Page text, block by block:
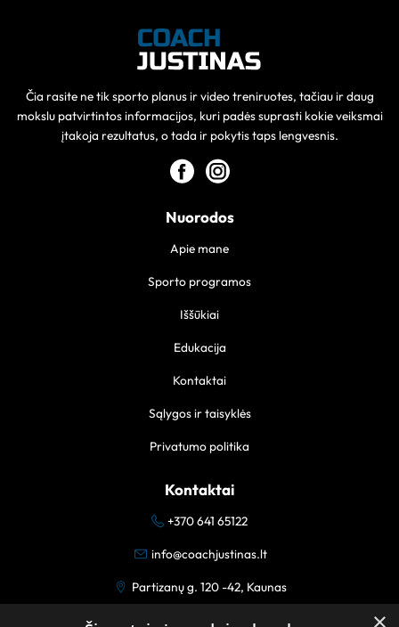
Čia rasite ne tik sporto planus ir video treniruotes, tačiau ir daug
mokslu patvirtintos informacijos, kuri padės suprasti kokie veiksmai
įtakoja rezultatus, o tada ir pokytis taps lengvesnis.
Nuorodos
Apie mane
Sporto programos
Iššūkiai
Edukacija
Kontaktai
Sąlygos ir taisyklės
Privatumo politika
Kontaktai
+370 641 65122
info@coachjustinas.lt
Partizanų g. 120 -42, Kaunas